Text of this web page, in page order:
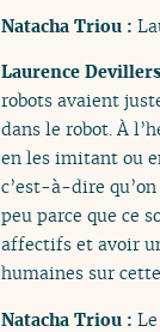
Natacha Triou :
Laurence
robots avaient
dans le robot. À
en les imitant ou
c’est-à-dire
peu parce que ce
affectifs et avoir
humaines sur
Natacha Triou :